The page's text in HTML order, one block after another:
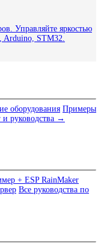
Управляйте яркостью
Arduino, STM32.
оборудования Примеры
и руководства →
+ ESP RainMaker
Все руководства по